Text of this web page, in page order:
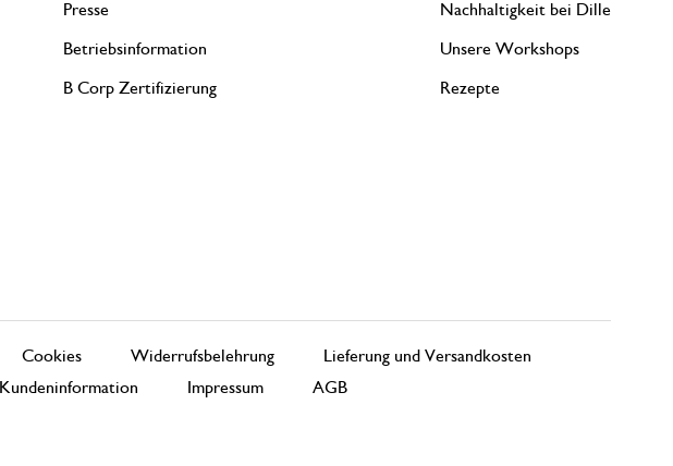
Presse
Betriebsinformation
B Corp Zertifizierung
Nachhaltigkeit bei Dille
Unsere Workshops
Rezepte
Cookies Widerrufsbelehrung
Lieferung und Versandkosten
Kundeninformation
Impressum AGB